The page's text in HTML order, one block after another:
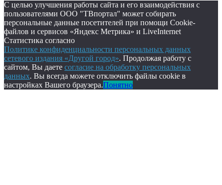
С целью улучшения работы сайта и его взаимодействия с
пользователями ООО "ТВпортал" может собирать
персональные данные посетителей при помощи Cookie-
файлов и сервисов «Яндекс Метрика» и LiveInternet
Статистика согласно
Политике конфиденциальности персональных данных
сетевого издания «Другой город». Продолжая работу с
сайтом, Вы даете согласие на обработку персональных
данных. Вы всегда можете отключить файлы cookie в
настройках Вашего браузера.Понятно